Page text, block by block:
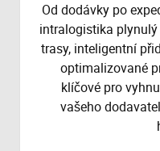
Od dodávky po
intralogistika
trasy, inteligentní
optimalizované
klíčové pro
vašeho